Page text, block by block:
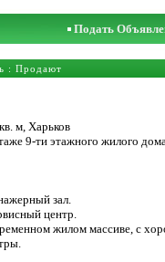
Подать
: Продают
м, Харьков
9-ти этажного жилого
зал.
центр.
жилом массиве, с